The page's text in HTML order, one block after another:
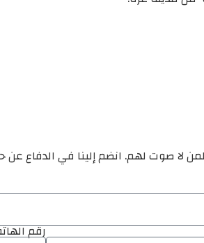
لا صوت لهم. انضم إلينا في الدفاع
رقم